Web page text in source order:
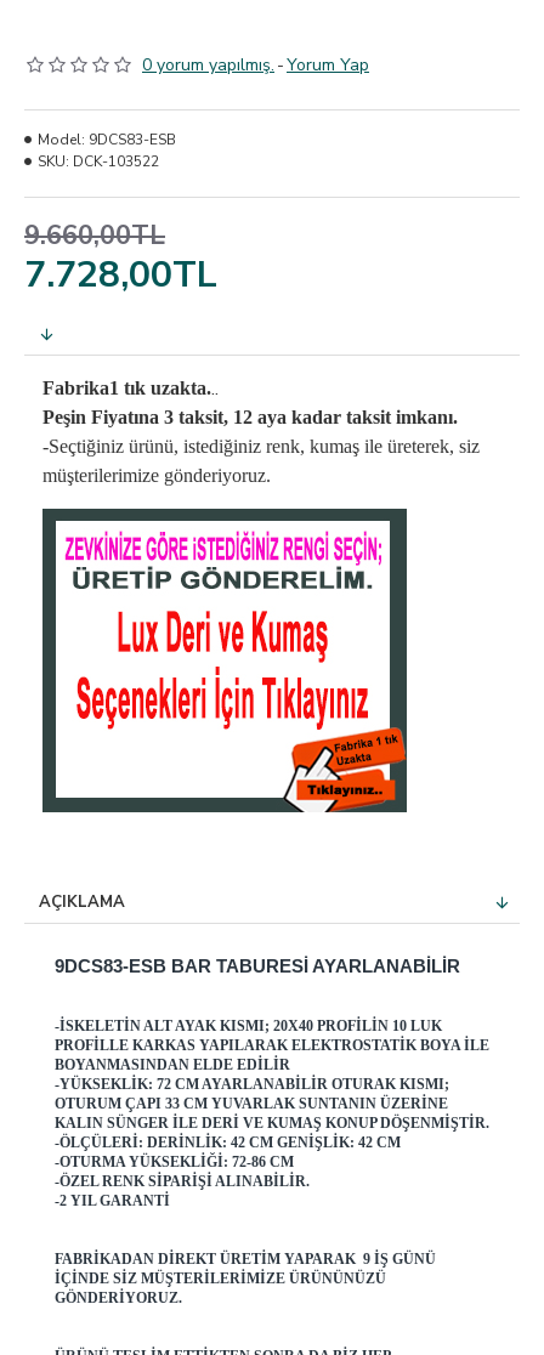
0 yorum yapılmış. -Yorum Yap
7.728,00TL
9.660,00TL
Model: 9DCS83-ESB
SKU: DCK-103522
Fabrika1 tık uzakta...
Peşin Fiyatına 3 taksit, 12 aya kadar taksit imkanı.
-Seçtiğiniz ürünü, istediğiniz renk, kumaş ile üreterek, siz
müşterilerimize gönderiyoruz.
AÇIKLAMA
9DCS83-ESB BAR TABURESI AYARLANABILIR
-İSKELETIN ALT AYAK KISMI; 20X40 PROFILIN 10 LUK
PROFILLE KARKAS YAPILARAK ELEKTROSTATIK BOYA ILE
BOYANMASINDAN ELDE EDILIR
-YÜKSEKLIK: 72 CM AYARLANABILIR OTURAK KISMI;
OTURUM ÇAPI 33 CM YUVARLAK SUNTANIN ÜZERINE
KALIN SÜNGER ILE DERI VE KUMAŞ KONUP DÖŞENMIŞTIR.
-ÖLÇÜLERI: DERINLIK: 42 CM GENIŞLIK: 42 CM
-OTURMA YÜKSEKLIĞI: 72-86 CM
-ÖZEL RENK SIPARIŞI ALINABILIR.
-2 YIL GARANTI
FABRIKADAN DIREKT ÜRETIM YAPARAK 9 IŞ GÜNÜ
IÇINDE SIZ MÜŞTERILERIMIZE ÜRÜNÜNÜZÜ
GÖNDERIYORUZ.